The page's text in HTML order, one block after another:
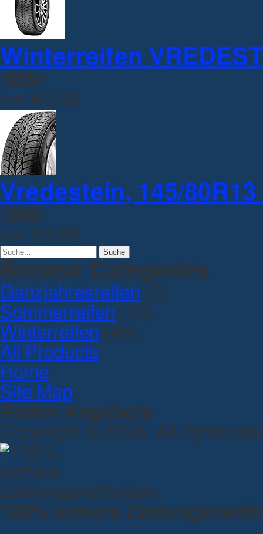
Winterreifen
nur €0.00
Vredestein, 145/
nur €0.00
Browse Categories
Ganzjahresreifen (0)
Sommerreifen (18)
Winterreifen (48)
All Products
Home
Site Map
Reifen Angebote
Copyright © 2026. All rights
100% sichere